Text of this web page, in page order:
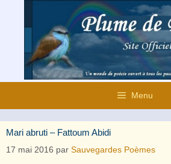
contenu
Menu
Mari abruti – Fattoum Abidi
17 mai 2016 par Sauvegardes Poèmes